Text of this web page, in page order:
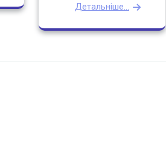
Детальніше...